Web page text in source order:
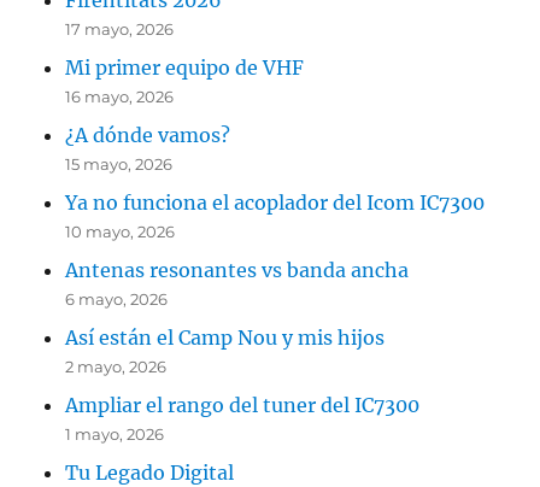
17 mayo, 2026
Mi primer equipo de VHF
16 mayo, 2026
¿A dónde vamos?
15 mayo, 2026
Ya no funciona el acoplador del Icom IC7300
10 mayo, 2026
Antenas resonantes vs banda ancha
6 mayo, 2026
Así están el Camp Nou y mis hijos
2 mayo, 2026
Ampliar el rango del tuner del IC7300
1 mayo, 2026
Tu Legado Digital